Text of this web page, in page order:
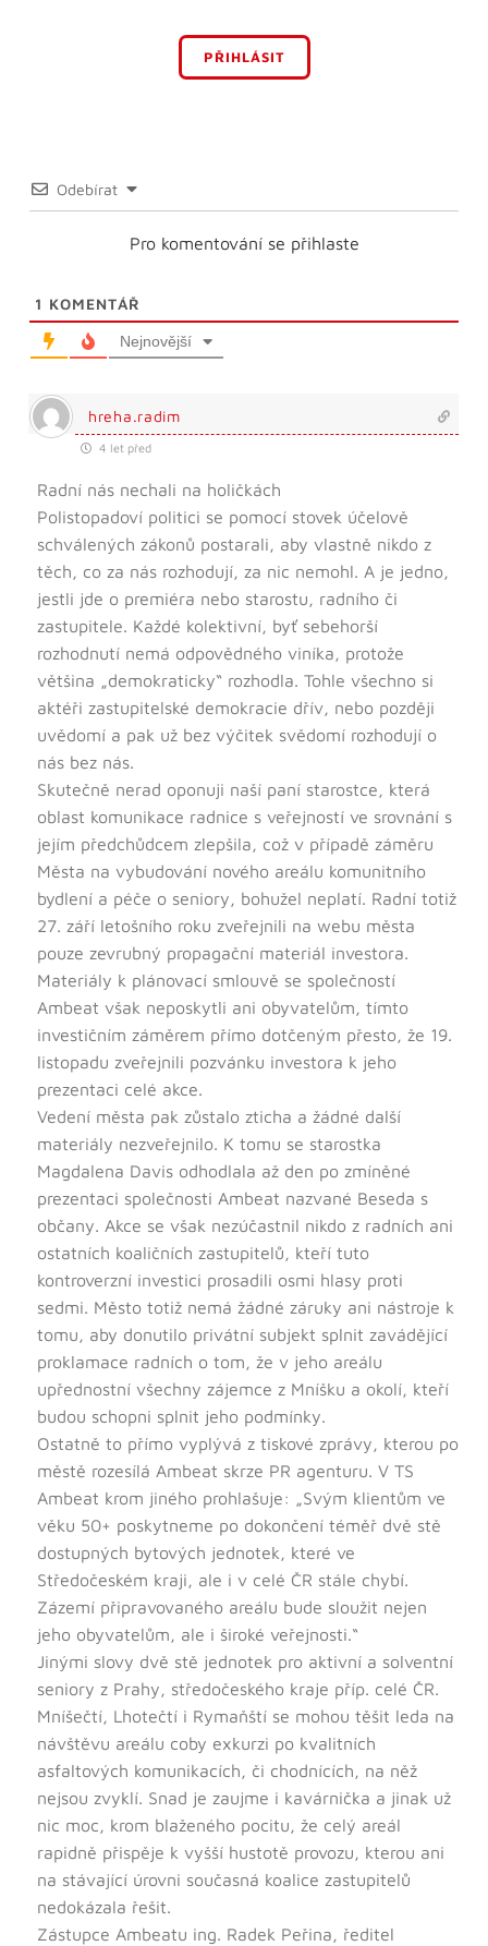
PŘIHLÁSIT
Odebírat
Pro komentování se přihlaste
1 KOMENTÁŘ
Nejnovější
hreha.radim
4 let před
Radní nás nechali na holičkách
Polistopadoví politici se pomocí stovek účelově
schválených zákonů postarali, aby vlastně nikdo z
těch, co za nás rozhodují, za nic nemohl. A je jedno,
jestli jde o premiéra nebo starostu, radního či
zastupitele. Každé kolektivní, byť sebehorší
rozhodnutí nemá odpovědného viníka, protože
většina „demokraticky“ rozhodla. Tohle všechno si
aktéři zastupitelské demokracie dřív, nebo později
uvědomí a pak už bez výčitek svědomí rozhodují o
nás bez nás.
Skutečně nerad oponuji naší paní starostce, která
oblast komunikace radnice s veřejností ve srovnání s
jejím předchůdcem zlepšila, což v případě záměru
Města na vybudování nového areálu komunitního
bydlení a péče o seniory, bohužel neplatí. Radní totiž
27. září letošního roku zveřejnili na webu města
pouze zevrubný propagační materiál investora.
Materiály k plánovací smlouvě se společností
Ambeat však neposkytli ani obyvatelům, tímto
investičním záměrem přímo dotčeným přesto, že 19.
listopadu zveřejnili pozvánku investora k jeho
prezentaci celé akce.
Vedení města pak zůstalo zticha a žádné další
materiály nezveřejnilo. K tomu se starostka
Magdalena Davis odhodlala až den po zmíněné
prezentaci společnosti Ambeat nazvané Beseda s
občany. Akce se však nezúčastnil nikdo z radních ani
ostatních koaličních zastupitelů, kteří tuto
kontroverzní investici prosadili osmi hlasy proti
sedmi. Město totiž nemá žádné záruky ani nástroje k
tomu, aby donutilo privátní subjekt splnit zavádějící
proklamace radních o tom, že v jeho areálu
upřednostní všechny zájemce z Mníšku a okolí, kteří
budou schopni splnit jeho podmínky.
Ostatně to přímo vyplývá z tiskové zprávy, kterou po
městě rozesílá Ambeat skrze PR agenturu. V TS
Ambeat krom jiného prohlašuje: „Svým klientům ve
věku 50+ poskytneme po dokončení téměř dvě stě
dostupných bytových jednotek, které ve
Středočeském kraji, ale i v celé ČR stále chybí.
Zázemí připravovaného areálu bude sloužit nejen
jeho obyvatelům, ale i široké veřejnosti.“
Jinými slovy dvě stě jednotek pro aktivní a solventní
seniory z Prahy, středočeského kraje příp. celé ČR.
Mníšečtí, Lhotečtí i Rymaňští se mohou těšit leda na
návštěvu areálu coby exkurzi po kvalitních
asfaltových komunikacích, či chodnících, na něž
nejsou zvyklí. Snad je zaujme i kavárnička a jinak už
nic moc, krom blaženého pocitu, že celý areál
rapidně přispěje k vyšší hustotě provozu, kterou ani
na stávající úrovni současná koalice zastupitelů
nedokázala řešit.
Zástupce Ambeatu ing. Radek Peřina, ředitel